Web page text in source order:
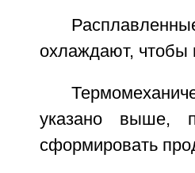
охлаждают, чтобы
указано выше,
сформировать